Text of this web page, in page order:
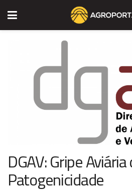
DGAV: Gripe
Patogenicidade